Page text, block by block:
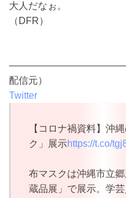
大人だなぉ。
（DFR）
配信元）
Twitter
【コロナ禍資料】沖
ク」展示https://t.co/
布マスクは沖縄市立
蔵品展」で展示。学